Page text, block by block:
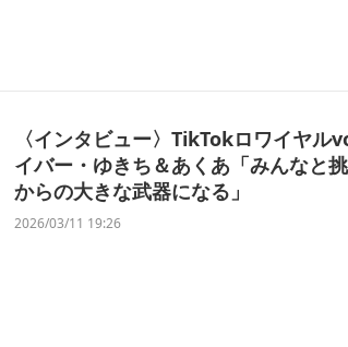
〈インタビュー〉TikTokロワイヤル
イバー・ゆきち＆あくあ「みんなと
からの大きな武器になる」
2026/03/11 19:26